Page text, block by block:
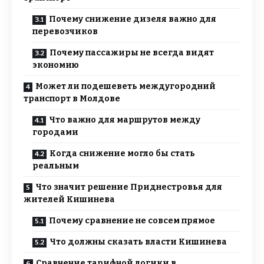
Почему снижение дизеля важно для
перевозчиков
Почему пассажиры не всегда видят
экономию
Может ли подешеветь междугородний
транспорт в Молдове
Что важно для маршрутов между
городами
Когда снижение могло бы стать
реальным
Что значит решение Приднестровья для
жителей Кишинева
Почему сравнение не совсем прямое
Что должны сказать власти Кишинева